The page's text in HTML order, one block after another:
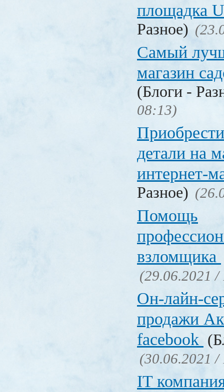
площадка
Разное)
Самый
магазин
(Блоги -
08:13)
детали на
интернет-
Разное)
Помощь
взломщика
(29.06.2021 /
Он-лайн-
продажи
facebook
(30.06.2021 /
IT